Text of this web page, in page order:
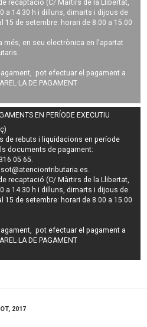
recaptació (C/ Màrtirs de la Llibertat,
a 14.30 h i dilluns, dimarts i dijous de
15 de setembre: horari de 8.00 a 15.00
més, en seu electrònica en l'apartat
pot efectuar el pagament a
DE PAGAMENT
EN PERÍODE EXECUTIU
derebuts i liquidacions en període
documents de pagament:
05 65.
.
recaptació (C/ Màrtirs de la Llibertat,
a 14.30 h i dilluns, dimarts i dijous de
15 de setembre: horari de 8.00 a 15.00
pot efectuar el pagament a
DE PAGAMENT
2017